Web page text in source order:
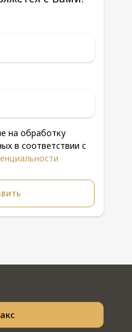
на обработку
в соответствии с